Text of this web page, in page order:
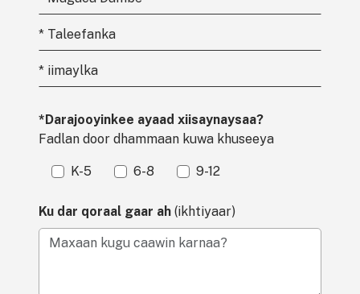
* Taleefanka
* iimaylka
*Darajooyinkee ayaad xiisaynaysaa?
Fadlan door dhammaan kuwa khuseeya
K-5 6-8 9-12
Ku dar qoraal gaar ah (ikhtiyaar)
Maxaan kugu caawin karnaa?